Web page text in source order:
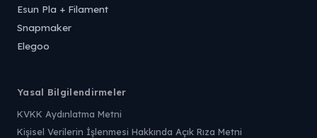
Esun Pla + Filament
Snapmaker
Elegoo
Yasal Bilgilendirmeler
KVKK Aydınlatma Metni
Kişisel Verilerin İşlenmesi Hakkında Açık Rıza Metni